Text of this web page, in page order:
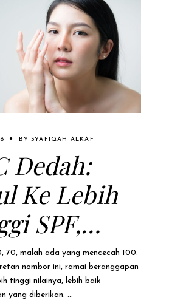
BYSYAFIQAH ALKAF
Dedah:
Ke Lebih
SPF,
Bagus
Kulit?
70, malah ada yang mencecah 100.
nombor ini, ramai beranggapan
tinggi nilainya, lebih baik
yang diberikan.